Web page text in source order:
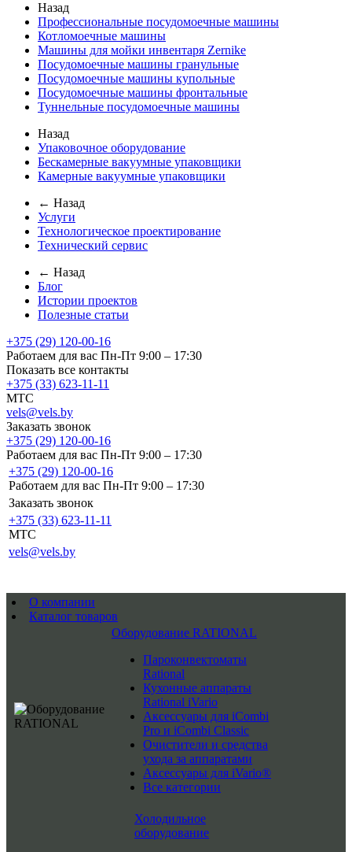
Назад
Профессиональные посудомоечные машины
Котломоечные машины
Машины для мойки инвентаря Zernike
Посудомоечные машины гранульные
Посудомоечные машины купольные
Посудомоечные машины фронтальные
Туннельные посудомоечные машины
Назад
Упаковочное оборудование
Бескамерные вакуумные упаковщики
Камерные вакуумные упаковщики
← Назад
Услуги
Технологическое проектирование
Технический сервис
← Назад
Блог
Истории проектов
Полезные статьи
+375 (29) 120-00-16
Работаем для вас Пн-Пт 9:00 – 17:30
Показать все контакты
+375 (33) 623-11-11
MTC
vels@vels.by
Заказать звонок
+375 (29) 120-00-16
Работаем для вас Пн-Пт 9:00 – 17:30
+375 (29) 120-00-16
Работаем для вас Пн-Пт 9:00 – 17:30
Заказать звонок
+375 (33) 623-11-11
MTC
vels@vels.by
О компании
Каталог товаров
Оборудование RATIONAL
Пароконвектоматы
Rational
Кухонные аппараты
Rational iVario
Аксессуары для iCombi
Pro и iCombi Classic
Очистители и средства
ухода за аппаратами
Аксессуары для iVario®
Все категории
Холодильное
оборудование